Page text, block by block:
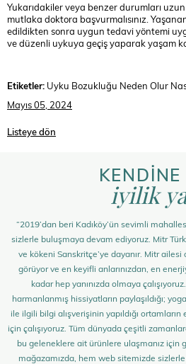
Yukarıdakiler veya benzer durumları
mutlaka doktora başvurmalısınız.
edildikten sonra uygun tedavi yöntemi
ve düzenli uykuya geçiş yaparak yaşam
Etiketler: Uyku Bozukluğu Neden Olur
Mayıs 05, 2024
Listeye dön
KENDİNE
iyilik
“2019’dan beri Kadıköy’ün sevimli
sizlerle buluşmaya devam ediyoruz. Mitr
ve kökeni Sanskritçe’ye dayanır. Mitr ailesi
görüyor ve en keyifli anlarınızdan, en
kadar hep yanınızda olmaya
harmanlanmış hissiyatların paylaşıldığı;
ile ilgili bilgi alışverişinin yapıldığı
için çalışıyoruz. Tüm dünyada çeşitli
bu geleneklere ait ürünlere ulaşmanız için
mağazamızda, hem web sitemizde